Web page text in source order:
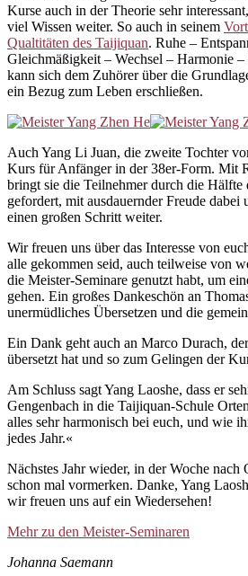
Kurse auch in der Theorie sehr
viel Wissen weiter. So auch in seinem
Qualtitäten des Taijiquan. Ruhe –
Gleichmäßigkeit – Wechsel – Harmonie
kann sich dem Zuhörer über die
ein Bezug zum Leben erschließen.
Auch Yang Li Juan, die zweite Tochter
Kurs für Anfänger in der 38er-Form. Mit
bringt sie die Teilnehmer durch die Hälfte
gefordert, mit ausdauernder Freude dabei
einen großen Schritt weiter.
Wir freuen uns über das Interesse von
alle gekommen seid, auch teilweise von
die Meister-Seminare genutzt habt, um
gehen. Ein großes Dankeschön an
unermüdliches Übersetzen und die
Ein Dank geht auch an Marco Durach,
übersetzt hat und so zum Gelingen der
Am Schluss sagt Yang Laoshe, dass er
Gengenbach in die Taijiquan-Schule
alles sehr harmonisch bei euch, und wie
jedes Jahr.«
Nächstes Jahr wieder, in der Woche nach
schon mal vormerken. Danke, Yang
wir freuen uns auf ein Wiedersehen!
Mehr zu den Meister-Seminaren
Johanna Saemann